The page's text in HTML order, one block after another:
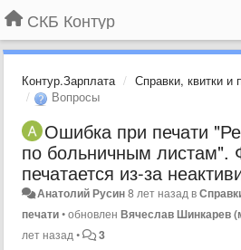
СКБ Контур
Контур.Зарплата
Справки, квитки
Вопросы
Ошибка при печати
по больничным листам".
печатается из-за
Анатолий Русин8 лет назад в
печати•обновлен Вячеслав Шинкарев
лет назад • 3